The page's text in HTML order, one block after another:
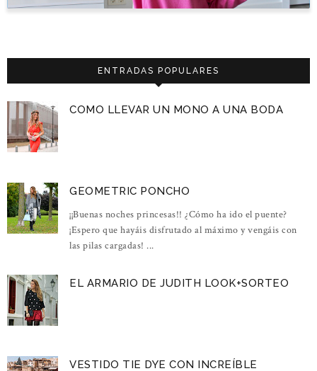
ENTRADAS POPULARES
COMO LLEVAR UN MONO A UNA BODA
GEOMETRIC PONCHO
¡¡Buenas noches princesas!! ¿Cómo ha ido el puente?
¡Espero que hayáis disfrutado al máximo y vengáis con
las pilas cargadas! ...
EL ARMARIO DE JUDITH LOOK+SORTEO
VESTIDO TIE DYE CON INCREÍBLE